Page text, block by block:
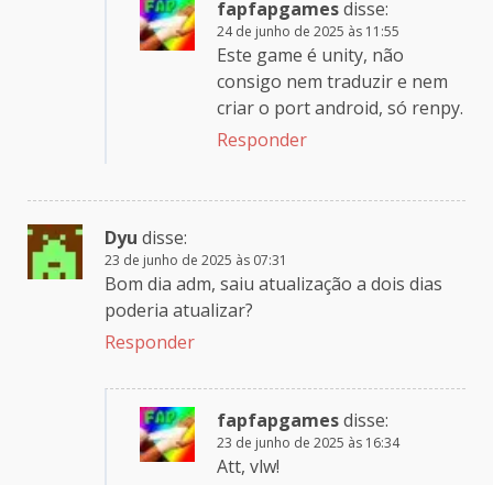
fapfapgamesdisse:
24 de junho de 2025 às 11:55
Este game é unity, não
consigo nem traduzir e nem
criar o port android, só renpy.
Responder
Dyu disse:
23 de junho de 2025 às 07:31
Bom dia adm, saiu atualização a dois dias
poderia atualizar?
Responder
fapfapgamesdisse:
23 de junho de 2025 às 16:34
Att, vlw!